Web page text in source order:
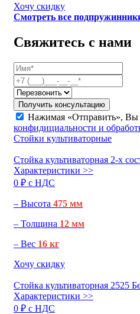
Хочу скидку
Смотреть все
Свяжитесь с нами
Получить консультацию
Нажимая «Отправить», Вы
конфидициальности и
Стойки культиваторные
Стойка культиваторная 2-х
Характеристики >>
0 ₽ c НДС
– Высота 475 мм
– Толщина 12 мм
– Вес 16 кг
Хочу скидку
Стойка культиваторная 2525
Характеристики >>
0 ₽ c НДС